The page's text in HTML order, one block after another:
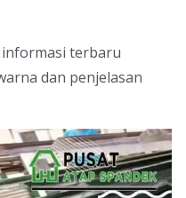
terbaru
dan penjelasan